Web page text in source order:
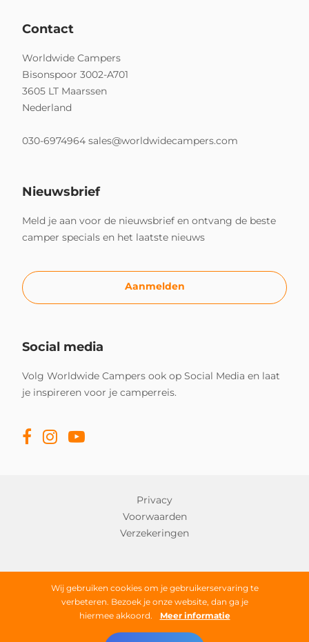
Wij gebruiken cookies om je gebruikerservaring te
verbeteren. Bezoek je onze website, dan ga je
hiermee akkoord.
Meer informatie
Contact
Worldwide Campers
Bisonspoor 3002-A701
3605 LT Maarssen
Nederland
030-6974964 sales@worldwidecampers.com
Nieuwsbrief
Meld je aan voor de nieuwsbrief en ontvang de beste
camper specials en het laatste nieuws
Aanmelden
Social media
Volg Worldwide Campers ook op Social Media en laat
je inspireren voor je camperreis.
Privacy
Voorwaarden
Verzekeringen
Copyright © 2026 Worldwide Campers
Alle rechten onder voorbehoud